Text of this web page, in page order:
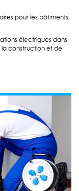
pour les bâtiments
électriques dans
construction et de